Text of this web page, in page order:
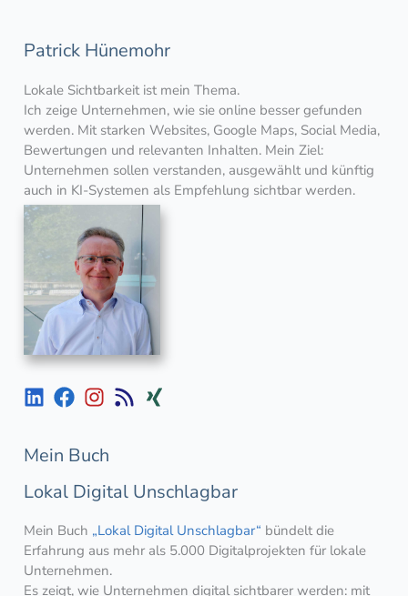
Patrick Hünemohr
Lokale Sichtbarkeit ist mein Thema.
Ich zeige Unternehmen, wie sie online besser gefunden
werden. Mit starken Websites, Google Maps, Social Media,
Bewertungen und relevanten Inhalten. Mein Ziel:
Unternehmen sollen verstanden, ausgewählt und künftig
auch in KI-Systemen als Empfehlung sichtbar werden.
Mein Buch
Lokal Digital Unschlagbar
Mein Buch „Lokal Digital Unschlagbar“ bündelt die
Erfahrung aus mehr als 5.000 Digitalprojekten für lokale
Unternehmen.
Es zeigt, wie Unternehmen digital sichtbarer werden: mit